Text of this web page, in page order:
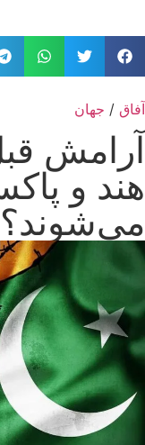
آفاق / جهان
آرامش
هند و
می‌شوند؟